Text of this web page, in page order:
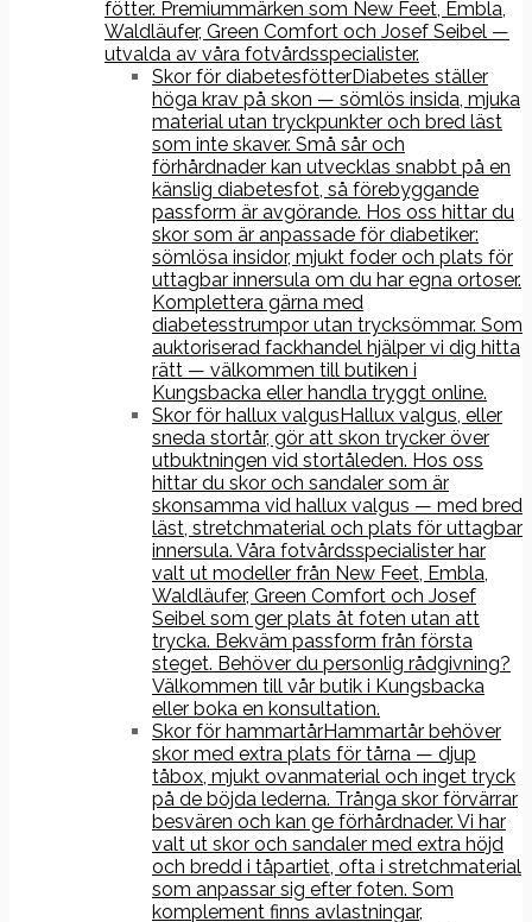
fötter. Premiummärken som New Feet, Embla,
Waldläufer, Green Comfort och Josef Seibel —
utvalda av våra fotvårdsspecialister.
Skor för diabetesfötterDiabetes ställer
höga krav på skon — sömlös insida, mjuka
material utan tryckpunkter och bred läst
som inte skaver. Små sår och
förhårdnader kan utvecklas snabbt på en
känslig diabetesfot, så förebyggande
passform är avgörande. Hos oss hittar du
skor som är anpassade för diabetiker:
sömlösa insidor, mjukt foder och plats för
uttagbar innersula om du har egna ortoser.
Komplettera gärna med
diabetesstrumpor utan trycksömmar. Som
auktoriserad fackhandel hjälper vi dig hitta
rätt — välkommen till butiken i
Kungsbacka eller handla tryggt online.
Skor för hallux valgusHallux valgus, eller
sneda stortår, gör att skon trycker över
utbuktningen vid stortåleden. Hos oss
hittar du skor och sandaler som är
skonsamma vid hallux valgus — med bred
läst, stretchmaterial och plats för uttagbar
innersula. Våra fotvårdsspecialister har
valt ut modeller från New Feet, Embla,
Waldläufer, Green Comfort och Josef
Seibel som ger plats åt foten utan att
trycka. Bekväm passform från första
steget. Behöver du personlig rådgivning?
Välkommen till vår butik i Kungsbacka
eller boka en konsultation.
Skor för hammartårHammartår behöver
skor med extra plats för tårna — djup
tåbox, mjukt ovanmaterial och inget tryck
på de böjda lederna. Trånga skor förvärrar
besvären och kan ge förhårdnader. Vi har
valt ut skor och sandaler med extra höjd
och bredd i tåpartiet, ofta i stretchmaterial
som anpassar sig efter foten. Som
komplement finns avlastningar,